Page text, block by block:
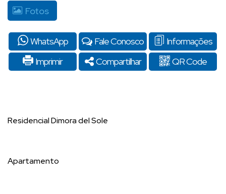
Fotos
WhatsApp Fale Conosco
Informações
Imprimir
Compartilhar QR Code
Residencial Dimora del Sole
Apartamento